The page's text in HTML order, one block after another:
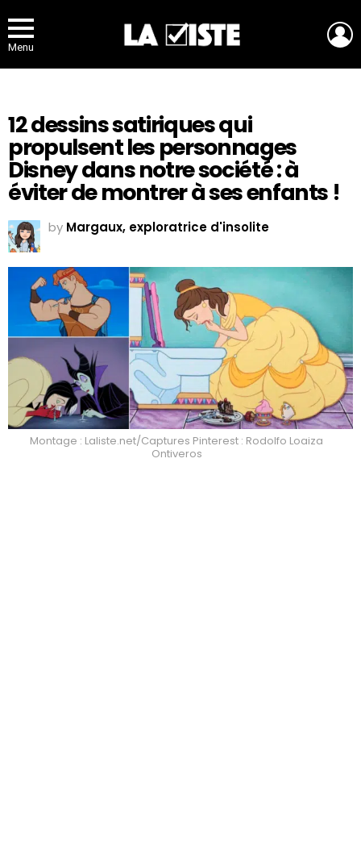
Menu
12 dessins satiriques qui
propulsent les personnages
Disney dans notre société : à
éviter de montrer à ses enfants !
by Margaux, exploratrice d'insolite
Montage : Laliste.net/Captures Pinterest : Rodolfo Loaiza
Ontiveros